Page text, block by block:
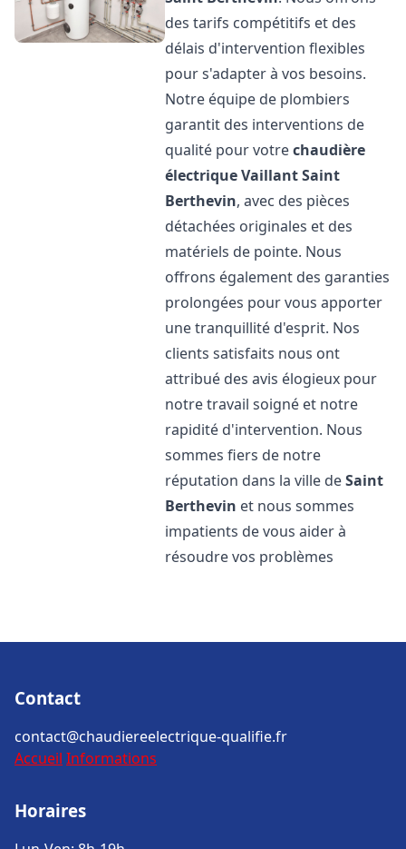
des tarifs compétitifs et des
délais d'intervention flexibles
pour s'adapter à vos besoins.
Notre équipe de plombiers
garantit des interventions de
qualité pour votrechaudière
électrique VaillantSaint
Berthevin, avec des pièces
détachées originales et des
matériels de pointe. Nous
offrons également des garanties
prolongées pour vous apporter
une tranquillité d'esprit. Nos
clients satisfaits nous ont
attribué des avis élogieux pour
notre travail soigné et notre
rapidité d'intervention. Nous
sommes fiers de notre
réputation dans la ville deSaint
Berthevin et nous sommes
impatients de vous aider à
résoudre vos problèmes
Contact
contact@chaudiereelectrique-qualifie.fr
Accueil Informations
Horaires